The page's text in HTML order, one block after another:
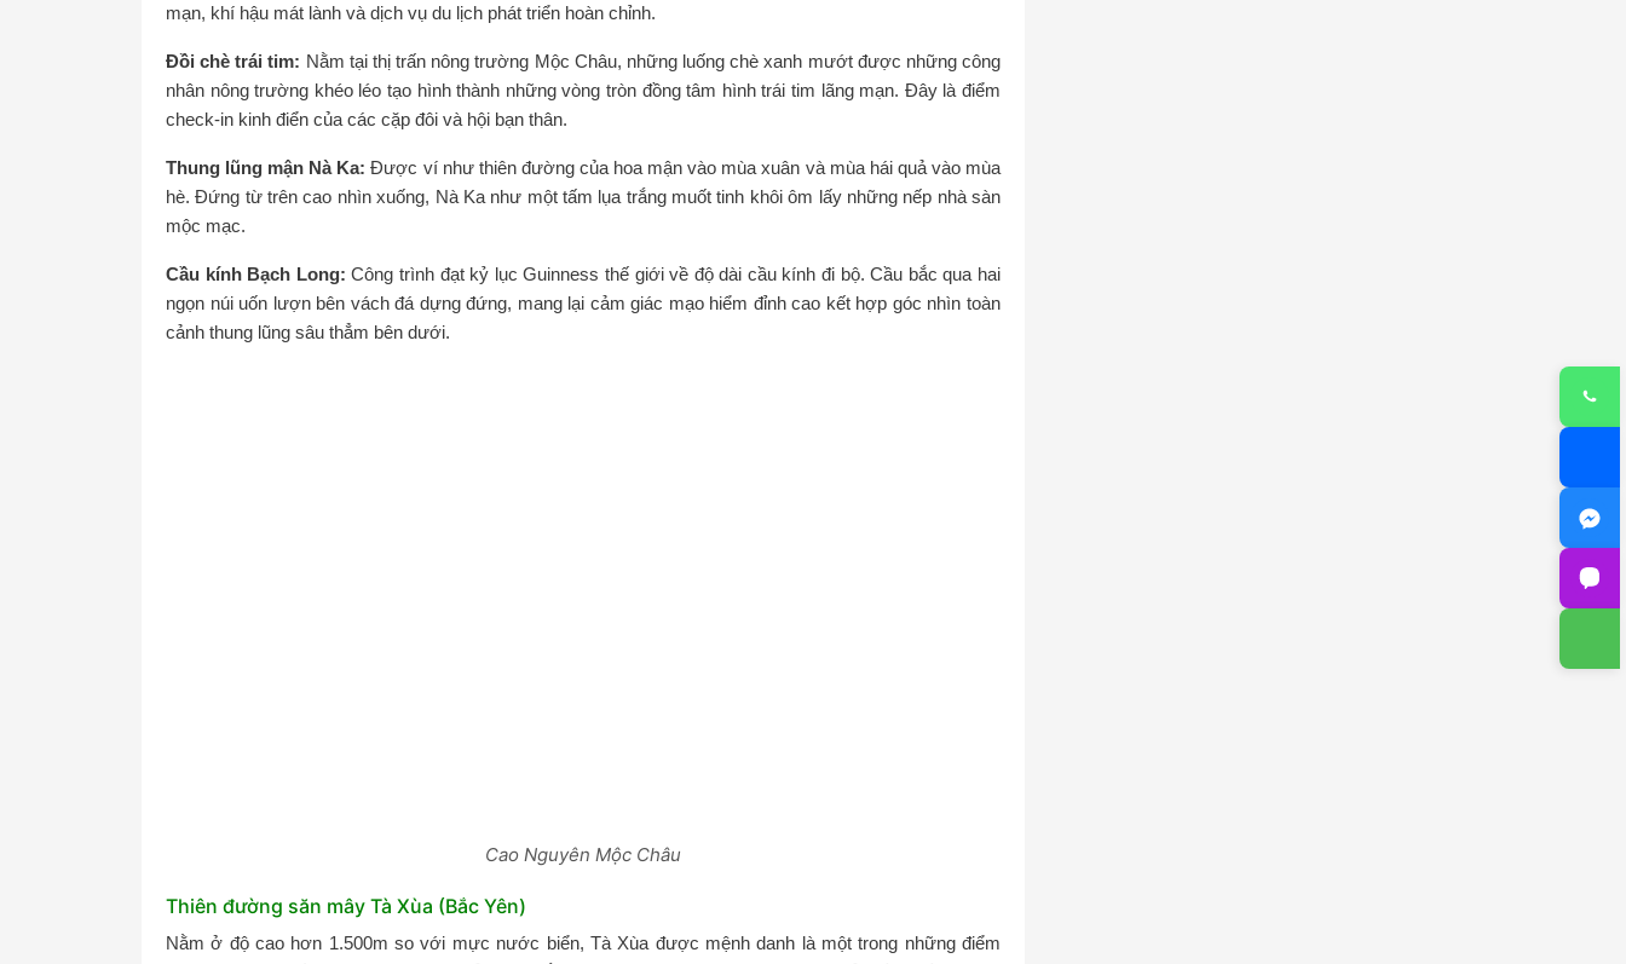
mạn, khí hậu mát lành và dịch vụ du lịch phát triển hoàn chỉnh.
Đồi chè trái tim: Nằm tại thị trấn nông trường Mộc Châu, những luống chè xanh mướt được những công
nhân nông trường khéo léo tạo hình thành những vòng tròn đồng tâm hình trái tim lãng mạn. Đây là điểm
check-in kinh điển của các cặp đôi và hội bạn thân.
Thung lũng mận Nà Ka: Được ví như thiên đường của hoa mận vào mùa xuân và mùa hái quả vào mùa
hè. Đứng từ trên cao nhìn xuống, Nà Ka như một tấm lụa trắng muốt tinh khôi ôm lấy những nếp nhà sàn
mộc mạc.
Cầu kính Bạch Long: Công trình đạt kỷ lục Guinness thế giới về độ dài cầu kính đi bộ. Cầu bắc qua hai
ngọn núi uốn lượn bên vách đá dựng đứng, mang lại cảm giác mạo hiểm đỉnh cao kết hợp góc nhìn toàn
cảnh thung lũng sâu thẳm bên dưới.
Cao Nguyên Mộc Châu
Thiên đường săn mây Tà Xùa (Bắc Yên)
Nằm ở độ cao hơn 1.500m so với mực nước biển, Tà Xùa được mệnh danh là một trong những điểm